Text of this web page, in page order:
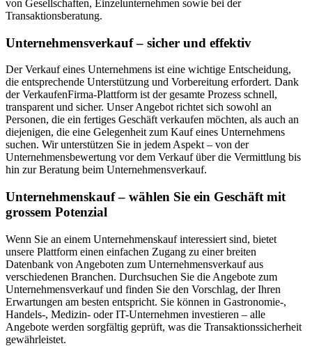
von Gesellschaften, Einzelunternehmen sowie bei der
Transaktionsberatung.
Unternehmensverkauf – sicher und effektiv
Der Verkauf eines Unternehmens ist eine wichtige Entscheidung,
die entsprechende Unterstützung und Vorbereitung erfordert. Dank
der VerkaufenFirma-Plattform ist der gesamte Prozess schnell,
transparent und sicher. Unser Angebot richtet sich sowohl an
Personen, die ein fertiges Geschäft verkaufen möchten, als auch an
diejenigen, die eine Gelegenheit zum Kauf eines Unternehmens
suchen. Wir unterstützen Sie in jedem Aspekt – von der
Unternehmensbewertung vor dem Verkauf über die Vermittlung bis
hin zur Beratung beim Unternehmensverkauf.
Unternehmenskauf – wählen Sie ein Geschäft mit
grossem Potenzial
Wenn Sie an einem Unternehmenskauf interessiert sind, bietet
unsere Plattform einen einfachen Zugang zu einer breiten
Datenbank von Angeboten zum Unternehmensverkauf aus
verschiedenen Branchen. Durchsuchen Sie die Angebote zum
Unternehmensverkauf und finden Sie den Vorschlag, der Ihren
Erwartungen am besten entspricht. Sie können in Gastronomie-,
Handels-, Medizin- oder IT-Unternehmen investieren – alle
Angebote werden sorgfältig geprüft, was die Transaktionssicherheit
gewährleistet.